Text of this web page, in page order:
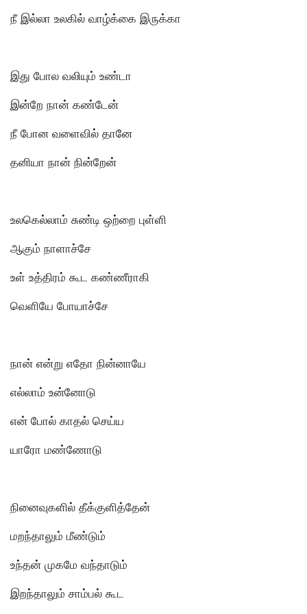
நீ இல்லா உலகில் வாழ்க்கை இருக்கா
இது போல வலியும் உண்டா
இன்றே நான் கண்டேன்
நீ போன வளைவில் தானே
தனியா நான் நின்றேன்
உலகெல்லாம் சுண்டி ஒற்றை புள்ளி
ஆகும் நாளாச்சே
உள் உத்திரம் கூட கண்ணீராகி
வெளியே போயாச்சே
நான் என்று எதோ நின்னாயே
எல்லாம் உன்னோடு
என் போல் காதல் செய்ய
யாரோ மண்ணோடு
நினைவுகளில் தீக்குளித்தேன்
மறந்தாலும் மீண்டும்
உந்தன் முகமே வந்தாடும்
இறந்தாலும் சாம்பல் கூட